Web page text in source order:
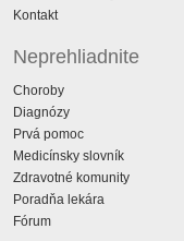
Kontakt
Neprehliadnite
Choroby
Diagnózy
Prvá pomoc
Medicínsky slovník
Zdravotné komunity
Poradňa lekára
Fórum